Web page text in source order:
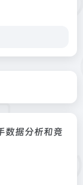
数据分析和竞